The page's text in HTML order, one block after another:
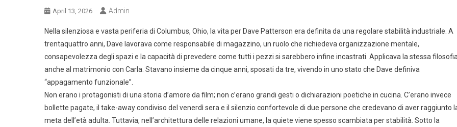
April 13, 2026 Admin
Nella silenziosa e vasta periferia di Columbus, Ohio, la vita per Dave Patterson era definita da una regolare stabilità industriale. A
trentaquattro anni, Dave lavorava come responsabile di magazzino, un ruolo che richiedeva organizzazione mentale,
consapevolezza degli spazi e la capacità di prevedere come tutti i pezzi si sarebbero infine incastrati. Applicava la stessa
anche al matrimonio con Carla. Stavano insieme da cinque anni, sposati da tre, vivendo in uno stato che Dave definiva
“appagamento funzionale”.
Non erano i protagonisti di una storia d’amore da film; non c’erano grandi gesti o dichiarazioni poetiche in cucina. C’erano invece
bollette pagate, il take-away condiviso del venerdì sera e il silenzio confortevole di due persone che credevano di aver raggiunto
meta dell’età adulta. Tuttavia, nell’architettura delle relazioni umane, la quiete viene spesso scambiata per stabilità. Sotto la